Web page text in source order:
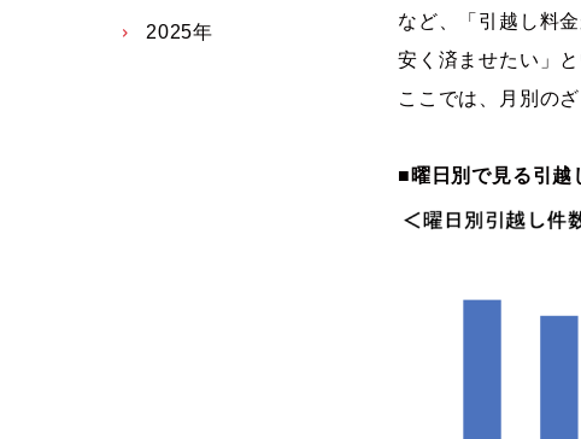
など、「引越し料
安く済ませたい」
ここでは、月別の
■曜日別で見る引越
2025年